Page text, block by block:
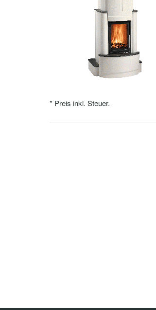
* Preis inkl. Steuer.